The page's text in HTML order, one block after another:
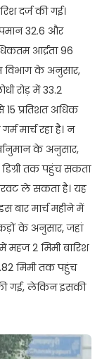
दर्ज की गई।
32.6 और
आर्द्रता 96
विभाग के अनुसार,
रोड़ में 33.2
15 प्रतिशत अधिक
मार्च रहा है। न
के अनुसार,
तक पहुंच सकता
ले सकता है। यह
बार मार्च महीने में
के अनुसार, जहां
2 मिमी बारिश
मिमी तक पहुंच
की गई, लेकिन इसकी